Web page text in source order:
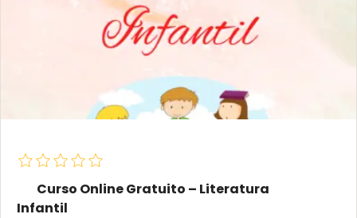
Curso Online Gratuito – Literatura
Infantil